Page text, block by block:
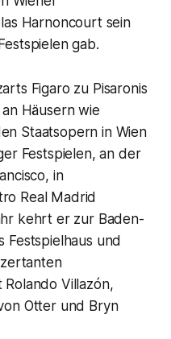
Harnoncourt sein
gab.
Figaro zu Pisaronis
Häusern wie
Staatsopern in Wien
Festspielen, an der
in
Real Madrid
kehrt er zur Baden-
Festspielhaus und
Villazón,
Otter und Bryn